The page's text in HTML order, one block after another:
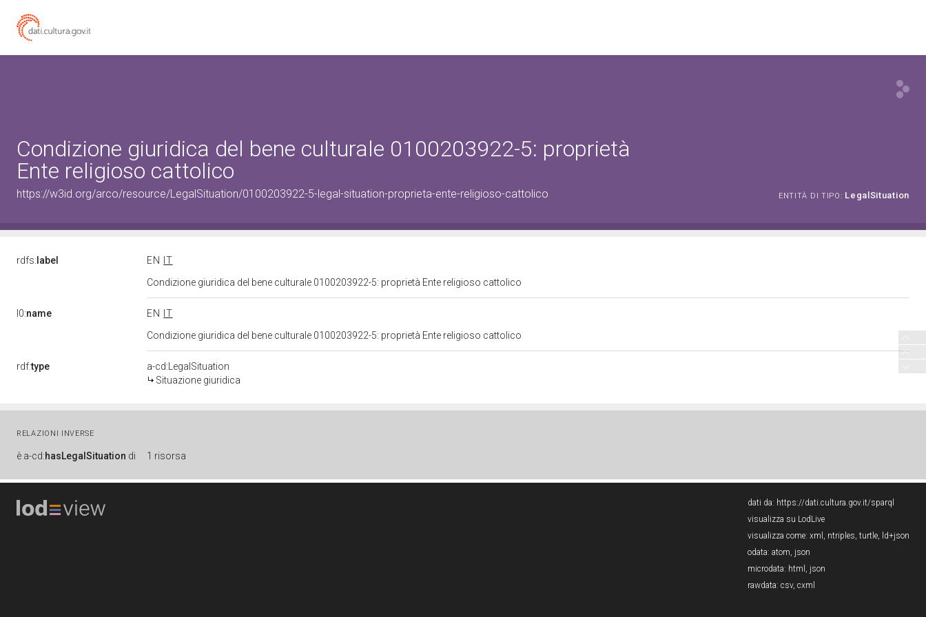
Condizione giuridica del bene culturale 0100203922-5: proprietà
Ente religioso cattolico
https://w3id.org/arco/resource/LegalSituation/0100203922-5-legal-situation-proprieta-ente-religioso-cattolico ENTITÀ DI TIPO: LegalSituation
rdfs: label EN
IT
Condizione giuridica del bene culturale 0100203922-5: proprietà Ente religioso cattolico
l0:name EN
IT
Condizione giuridica del bene culturale 0100203922-5: proprietà Ente religioso cattolico
rdf:type
a-cd:LegalSituation
Situazione giuridica
RELAZIONI INVERSE
è a-cd:hasLegalSituation di 1 risorsa
dati da: https://dati.cultura.gov.it/sparql
visualizza su LodLive
visualizza come: xml , ntriples, turtle, ld+json
odata: atom, json
microdata: html , json
rawdata: csv, cxml